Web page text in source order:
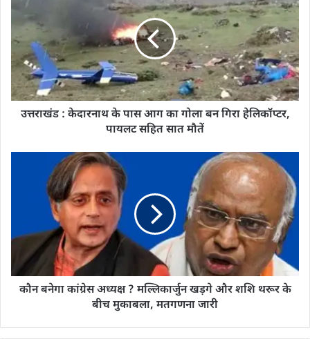
उत्तराखंड : केदारनाथ के पास आग का गोला बन ग‍िरा हेल‍िकॉप्‍टर,
पायलट सह‍ित सात मौतें
कौन बनेगा कांग्रेस अध्यक्ष ? मल्लिकार्जुन खड़गे और शशि थरूर के
बीच मुकाबला, मतगणना जारी